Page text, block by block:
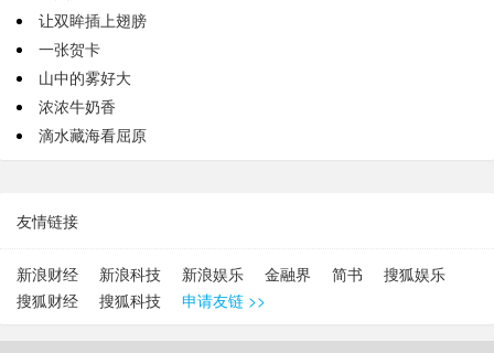
让双眸插上翅膀
一张贺卡
山中的雾好大
浓浓牛奶香
滴水藏海看屈原
友情链接
新浪财经 新浪科技 新浪娱乐 金融界 简书
搜狐娱乐
搜狐财经
搜狐科技 申请友链 >>